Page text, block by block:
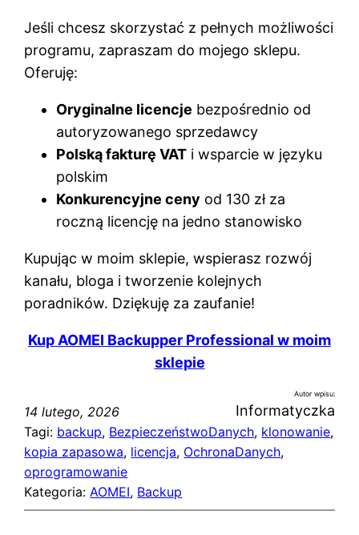
Jeśli chcesz skorzystać z pełnych możliwości
programu, zapraszam do mojego sklepu.
Oferuję:
Oryginalne licencje bezpośrednio od
autoryzowanego sprzedawcy
Polską fakturę VAT i wsparcie w języku
polskim
Konkurencyjne ceny od 130 zł za
roczną licencję na jedno stanowisko
Kupując w moim sklepie, wspierasz rozwój
kanału, bloga i tworzenie kolejnych
poradników. Dziękuję za zaufanie!
Kup AOMEI Backupper Professional w moim
sklepie
14 lutego, 2026
Autor wpisu:
Informatyczka
Tagi: backup, BezpieczeństwoDanych, klonowanie
kopia zapasowa, licencja, OchronaDanych
oprogramowanie
Kategoria: AOMEI, Backup